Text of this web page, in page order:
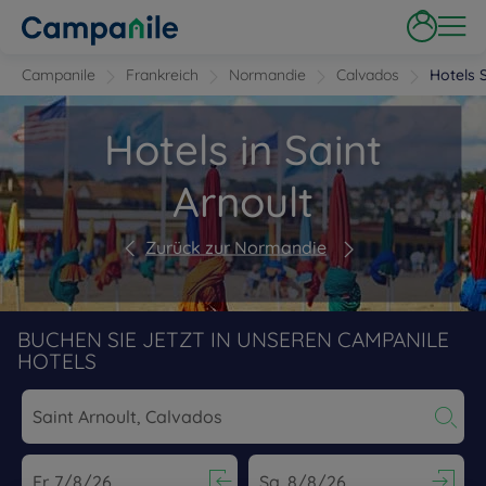
Campanile Frankreich Normandie Calvados Hotels
Hotels in Saint
Arnoult
Zurück zur Normandie
BUCHEN SIE JETZT IN UNSEREN CAMPANILE
HOTELS